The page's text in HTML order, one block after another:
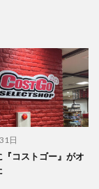
日
コストゴー』がオ